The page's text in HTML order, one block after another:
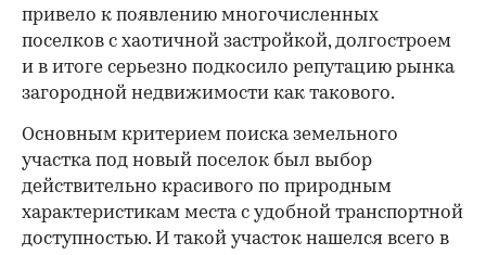
привело к появлению многочисленных
поселков с хаотичной застройкой, долгостроем
и в итоге серьезно подкосило репутацию рынка
загородной недвижимости как такового.
Основным критерием поиска земельного
участка под новый поселок был выбор
действительно красивого по природным
характеристикам места с удобной транспортной
доступностью. И такой участок нашелся всего в